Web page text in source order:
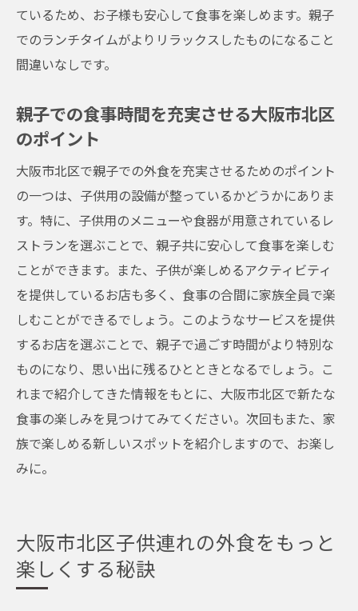
ているため、お子様も安心して食事を楽しめます。親子
でのランチタイムがよりリラックスしたものになること
間違いなしです。
親子での食事時間を充実させる大阪市北区
のポイント
大阪市北区で親子での外食を充実させるためのポイント
の一つは、子供用の設備が整っているかどうかにありま
す。特に、子供用のメニューや食器が用意されているレ
ストランを選ぶことで、親子共に安心して食事を楽しむ
ことができます。また、子供が楽しめるアクティビティ
を提供しているお店も多く、食事の合間に家族全員で楽
しむことができるでしょう。このようなサービスを提供
するお店を選ぶことで、親子で過ごす時間がより特別な
ものになり、思い出に残るひとときとなるでしょう。こ
れまで紹介してきた情報をもとに、大阪市北区で新たな
食事の楽しみを見つけてみてください。次回もまた、家
族で楽しめる新しいスポットを紹介しますので、お楽し
みに。
大阪市北区子供連れの外食をもっと
楽しくする秘訣